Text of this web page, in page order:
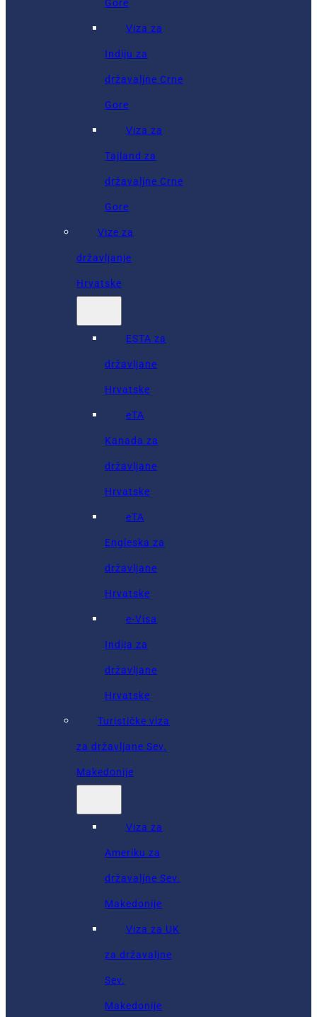
Gore
Viza za
Indiju za
državaljne Crne
Gore
Viza za
Tajland za
državaljne Crne
Gore
Vize za
državljanje
Hrvatske
ESTA za
državljane
Hrvatske
eTA
Kanada za
državljane
Hrvatske
eTA
Engleska za
državljane
Hrvatske
e-Visa
Indija za
državljane
Hrvatske
Turističke viza
za državljane Sev.
Makedonije
Viza za
Ameriku za
državaljne Sev.
Makedonije
Viza za UK
za državaljne
Sev.
Makedonije